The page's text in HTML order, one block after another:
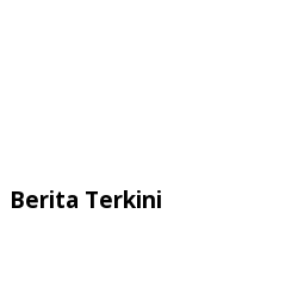
Berita Terkini